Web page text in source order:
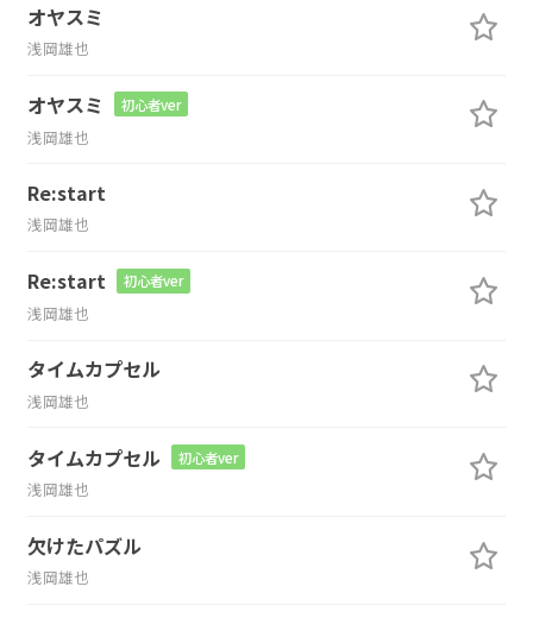
オヤスミ
浅岡雄也
オヤスミ 初心者ver
浅岡雄也
Re:start
浅岡雄也
Re:start 初心者ver
浅岡雄也
タイムカプセル
浅岡雄也
タイムカプセル 初心者ver
浅岡雄也
欠けたパズル
浅岡雄也